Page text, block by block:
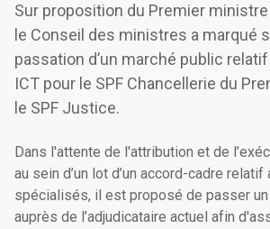
Sur proposition du Premier ministre
le Conseil des ministres a marqué
passation d’un marché public
ICT pour le SPF Chancellerie du
le SPF Justice.
Dans l'attente de l'attribution et de
au sein d’un lot d’un accord-cadre
spécialisés, il est proposé de passer
auprès de l’adjudicataire actuel afin